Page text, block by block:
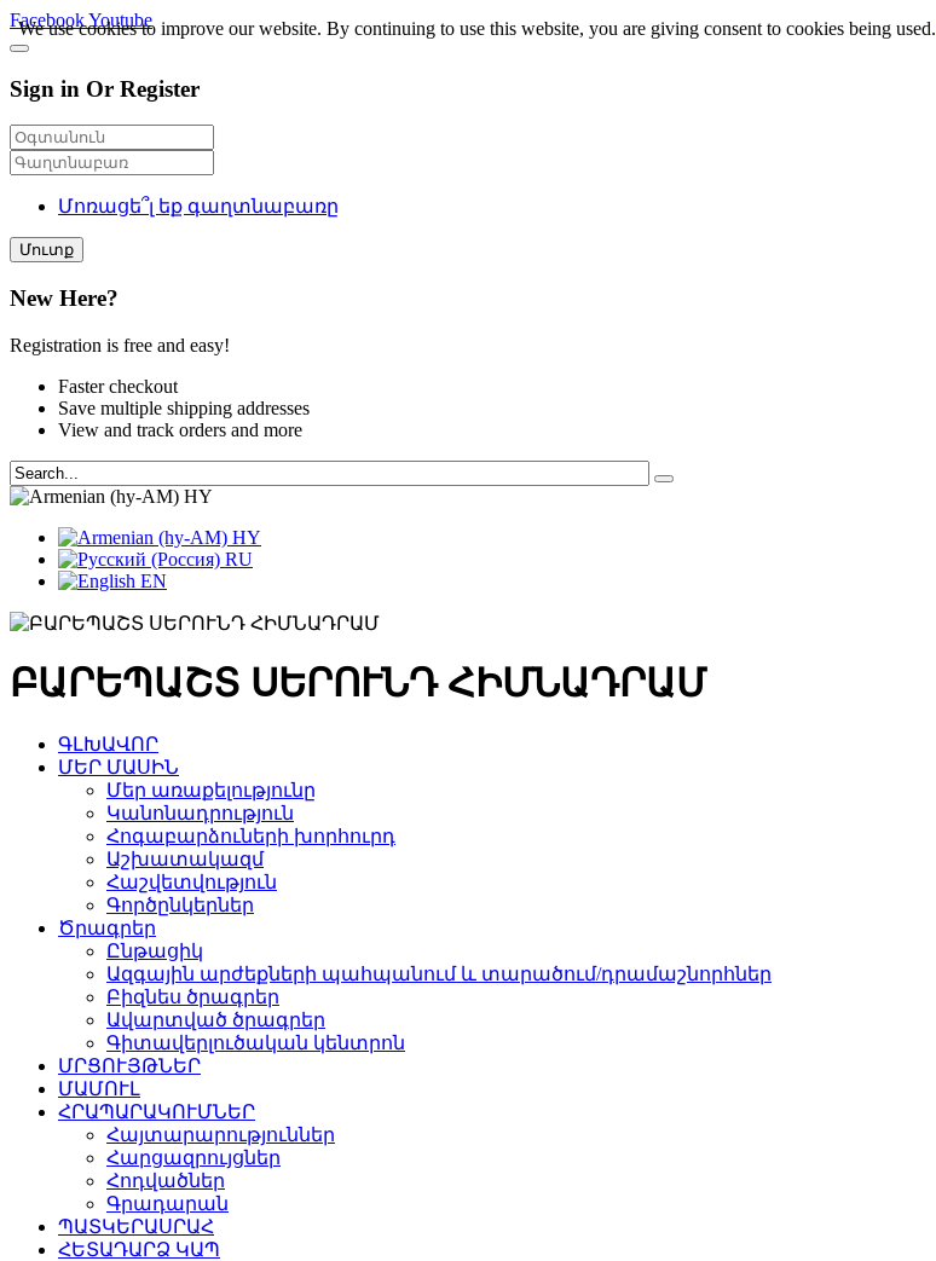
FacebookYoutube
Sign in Or Register
Մոռացե՞լ եք գաղտնաբառը
Մուտք
New Here?
Registration is free and easy!
Faster checkout
Save multiple shipping addresses
View and track orders and more
HY
HY
RU
EN
ԲԱՐԵՊԱՇՏ ՍԵՐՈՒՆԴ ՀԻՄՆԱԴՐԱՄ
ԳԼԽԱՎՈՐ
ՄԵՐ ՄԱՍԻՆ
Մեր առաքելությունը
Կանոնադրություն
Հոգաբարձուների խորհուրդ
Աշխատակազմ
Հաշվետվություն
Գործընկերներ
Ծրագրեր
Ընթացիկ
Ազգային արժեքների պահպանում և տարածում/դրամաշնորհներ
Բիզնես ծրագրեր
Ավարտված ծրագրեր
Գիտավերլուծական կենտրոն
ՄՐՑՈՒՅԹՆԵՐ
ՄԱՄՈՒԼ
ՀՐԱՊԱՐԱԿՈՒՄՆԵՐ
Հայտարարություններ
Հարցազրույցներ
Հոդվածներ
Գրադարան
ՊԱՏԿԵՐԱՍՐԱՀ
ՀԵՏԱԴԱՐՁ ԿԱՊ
We use cookies to improve our website. By continuing to use this website, you are giving consent to cookies being used.